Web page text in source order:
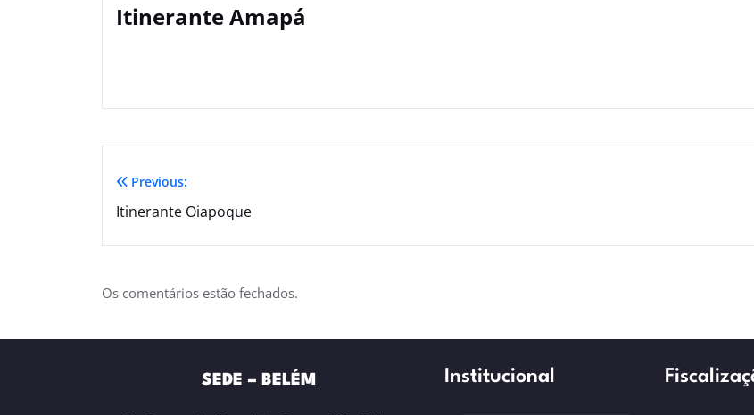
Itinerante Amapá
Previous:
Itinerante Oiapoque
Os comentários estão fechados.
SEDE – BELÉM Institucional